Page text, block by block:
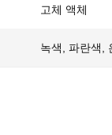
고체 액체
녹색, 파란색,